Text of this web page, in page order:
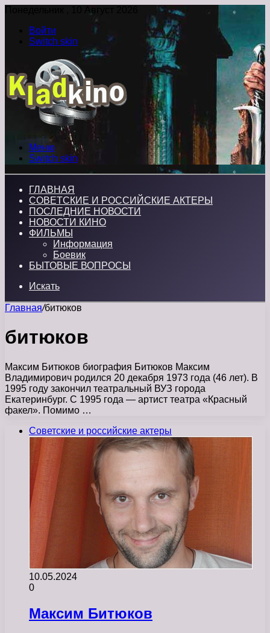
Понедельник , 10 Август 2026
Войти
Switch skin
Меню
Switch skin
ГЛАВНАЯ
СОВЕТСКИЕ И РОССИЙСКИЕ АКТЕРЫ
ПОСЛЕДНИЕ НОВОСТИ
НОВОСТИ КИНО
ФИЛЬМЫ
Информация
Боевик
БЫТОВЫЕ ВОПРОСЫ
Искать
Главная/битюков
битюков
Максим Битюков биография Битюков Максим
Владимирович родился 20 декабря 1973 года (46 лет). В
1995 году закончил театральный ВУЗ города
Екатеринбург. С 1995 года — артист театра «Красный
факел». Помимо …
Советские и российские актеры
10.05.2024
0
Максим Битюков